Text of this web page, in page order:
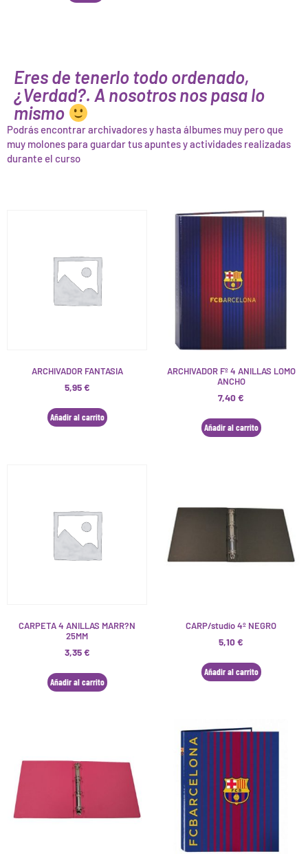
Eres de tenerlo todo ordenado,
¿Verdad?. A nosotros nos pasa lo
mismo
Podrás encontrar archivadores y hasta álbumes muy pero que
muy molones para guardar tus apuntes y actividades realizadas
durante el curso
ARCHIVADOR FANTASIA
5,95€
Añadir al carrito
ARCHIVADOR Fº 4 ANILLAS LOMO
ANCHO
7,40€
Añadir al carrito
CARPETA 4 ANILLAS MARR?N
25MM
3,35€
Añadir al carrito
CARP/studio 4º NEGRO
5,10€
Añadir al carrito